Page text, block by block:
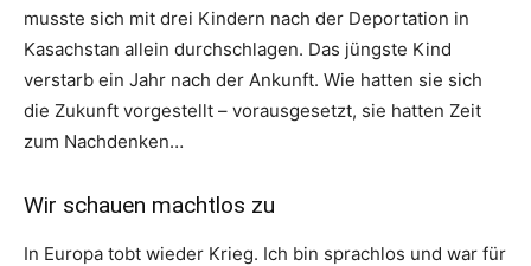
musste sich mit drei Kindern nach der Deportation in
Kasachstan allein durchschlagen. Das jüngste Kind
verstarb ein Jahr nach der Ankunft. Wie hatten sie sich
die Zukunft vorgestellt – vorausgesetzt, sie hatten Zeit
zum Nachdenken…
Wir schauen machtlos zu
In Europa tobt wieder Krieg. Ich bin sprachlos und war für